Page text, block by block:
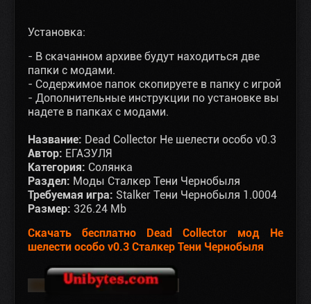
Установка:
- В скачанном архиве будут находиться две
папки с модами.
- Содержимое папок скопируете в папку с игрой
- Дополнительные инструкции по установке вы
надете в папках с модами.
Название: Dead Collector Не шелести особо v0.3
Автор: ЕГАЗУЛЯ
Категория: Солянка
Раздел: Моды Сталкер Тени Чернобыля
Требуемая игра: Stalker Тени Чернобыля 1.0004
Размер: 326.24 Mb
Скачать бесплатно Dead Collector мод Не
шелести особо v0.3 Сталкер Тени Чернобыля